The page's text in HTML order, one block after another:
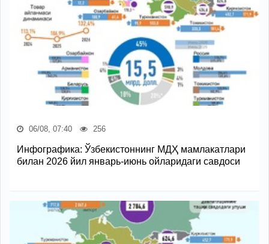
06/08, 07:40 256
Инфографика: Ўзбекистоннинг МДҲ мамлакатлари
билан 2026 йил январь-июнь ойларидаги савдоси